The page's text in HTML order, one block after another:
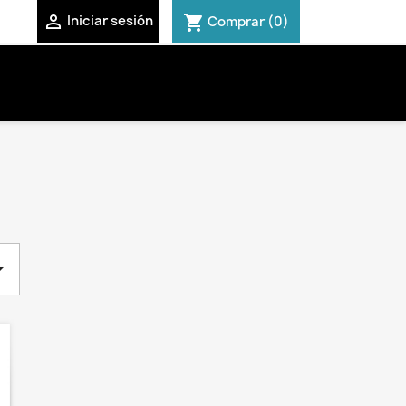
 Iniciar sesión shopping_cart Comprar (0)